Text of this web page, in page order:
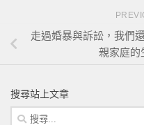
走過婚暴與訴訟，我們
親家庭的
搜尋站上文章
搜